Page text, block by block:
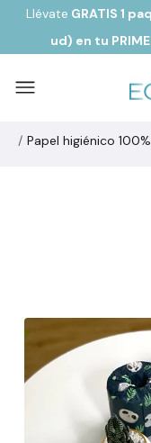
Llévate GRATIS 1
ud) en tu